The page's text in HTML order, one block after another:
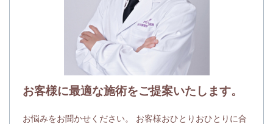
お客様に最適な施術をご提案いたします。
お悩みをお聞かせください。 お客様おひとりおひとりに合